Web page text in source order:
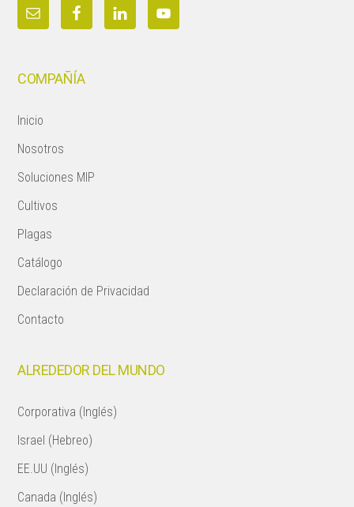
COMPAÑÍA
Inicio
Nosotros
Soluciones MIP
Cultivos
Plagas
Catálogo
Declaración de Privacidad
Contacto
ALREDEDOR DEL MUNDO
Corporativa (Inglés)
Israel (Hebreo)
EE.UU (Inglés)
Canada (Inglés)